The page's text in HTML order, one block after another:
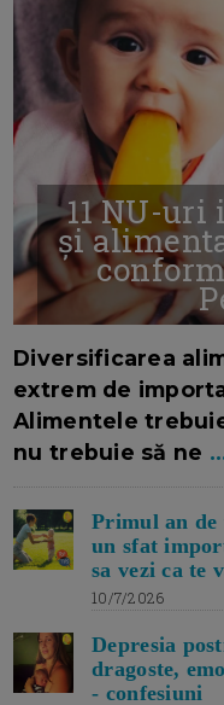
11 NU-
și
Diversificarea
extrem de
Alimentele
nu trebuie să ne
Primul an de
un sfat
sa vezi ca te
10/7/2026
Depresia
dragoste,
- confesiuni